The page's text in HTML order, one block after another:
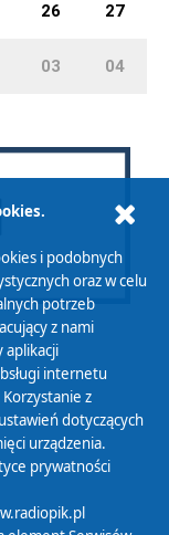
26 27
03 04
i podobnych
oraz w celu
potrzeb
z nami
aplikacji
internetu
z
dotyczących
urządzenia.
prywatności